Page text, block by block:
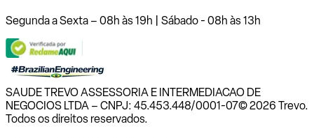
Segunda a Sexta – 08h às 19h | Sábado - 08h às 13h
SAUDE TREVO ASSESSORIA E INTERMEDIACAO DE
NEGOCIOS LTDA – CNPJ: 45.453.448/0001-07© 2026 Trevo.
Todos os direitos reservados.